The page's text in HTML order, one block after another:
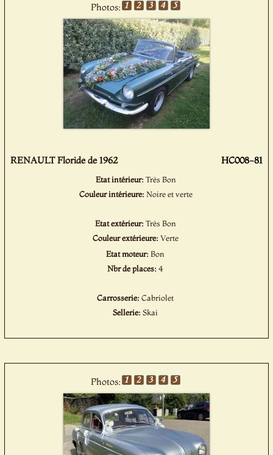
Photos:
RENAULT Floride de 1962 HC008-81
Etat intérieur: Très Bon
Couleur intérieure: Noire et verte
Etat extérieur:Très Bon
Couleur extérieure:Verte
Etat moteur: Bon
Nbr de places: 4
Carrosserie: Cabriolet
Sellerie: Skai
Photos: